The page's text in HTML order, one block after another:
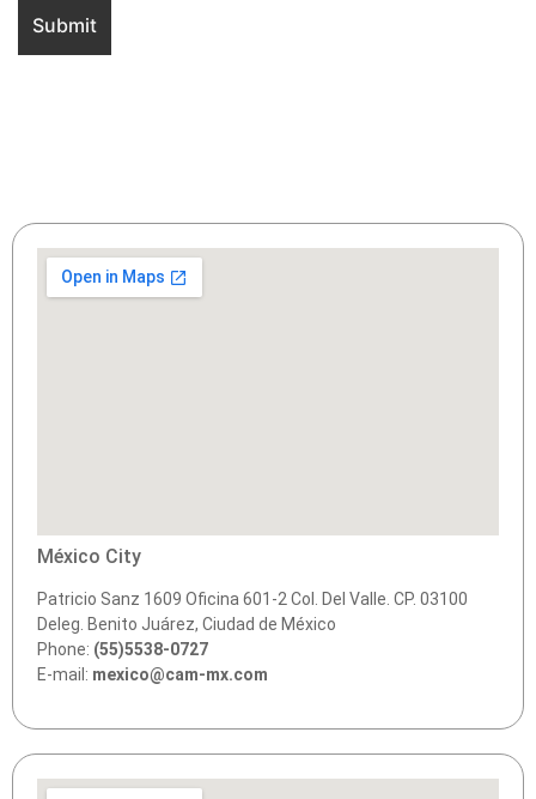
México City
Patricio Sanz 1609 Oficina 601-2 Col. Del Valle. CP. 03100
Deleg. Benito Juárez, Ciudad de México
Phone: (55)5538-0727
E-mail: mexico@cam-mx.com